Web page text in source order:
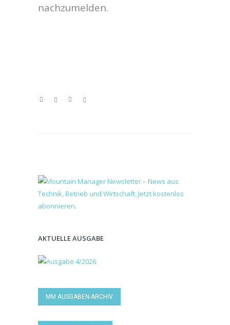
nachzumelden.
AKTUELLE AUSGABE
MM AUSGABEN-ARCHIV